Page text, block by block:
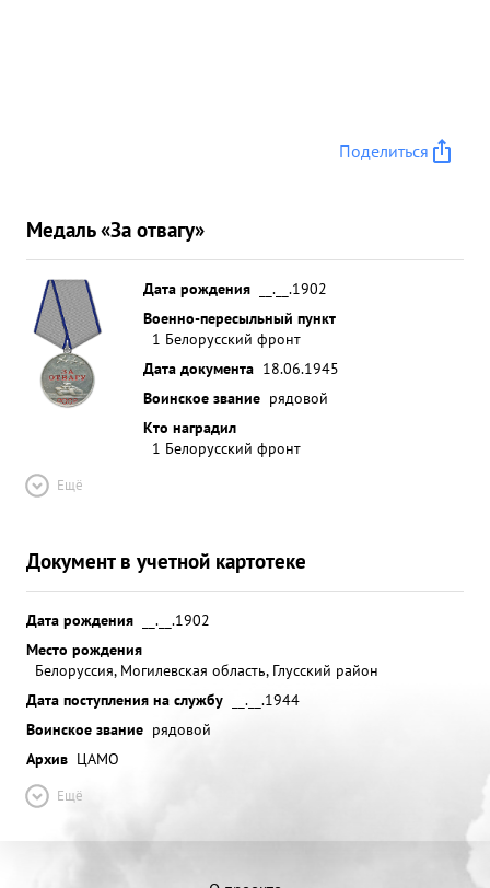
Поделиться
Медаль «За отвагу»
Дата рождения
__.__.1902
Военно-пересыльный пункт
1 Белорусский фронт
Дата документа 18.06.1945
Воинское звание рядовой
Кто наградил
1 Белорусский фронт
Ещё
Документ в учетной картотеке
Дата рождения
__.__.1902
Место рождения
Белоруссия, Могилевская область, Глусский район
Дата поступления на службу
__.__.1944
Воинское звание рядовой
Архив ЦАМО
Ещё